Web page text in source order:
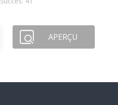
APERÇU